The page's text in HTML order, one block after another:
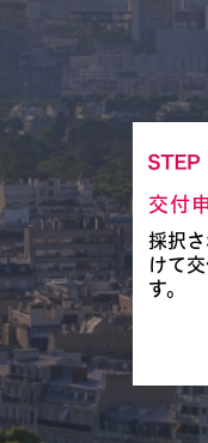
交付
採択
けて
す。